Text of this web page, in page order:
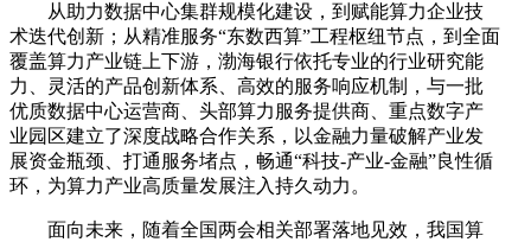
从助力数据中心集群规模化建设，到赋能算力企业技
术迭代创新；从精准服务“东数西算”工程枢纽节点，到全面
覆盖算力产业链上下游，渤海银行依托专业的行业研究能
力、灵活的产品创新体系、高效的服务响应机制，与一批
优质数据中心运营商、头部算力服务提供商、重点数字产
业园区建立了深度战略合作关系，以金融力量破解产业发
展资金瓶颈、打通服务堵点，畅通“科技-产业-金融”良性循
环，为算力产业高质量发展注入持久动力。
面向未来，随着全国两会相关部署落地见效，我国算